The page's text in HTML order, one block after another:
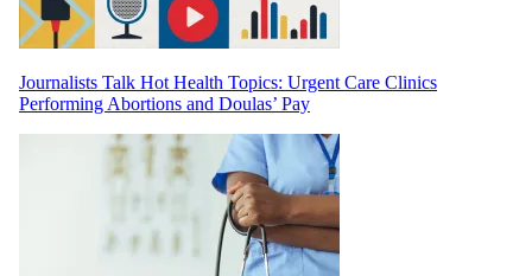
Journalists Talk Hot Health Topics: Urgent Care Clinics
Performing Abortions and Doulas’ Pay